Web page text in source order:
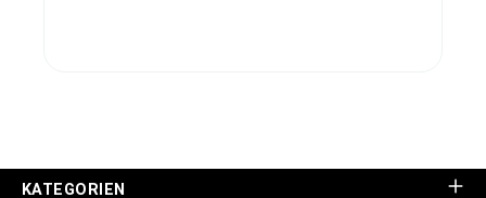
KATEGORIEN